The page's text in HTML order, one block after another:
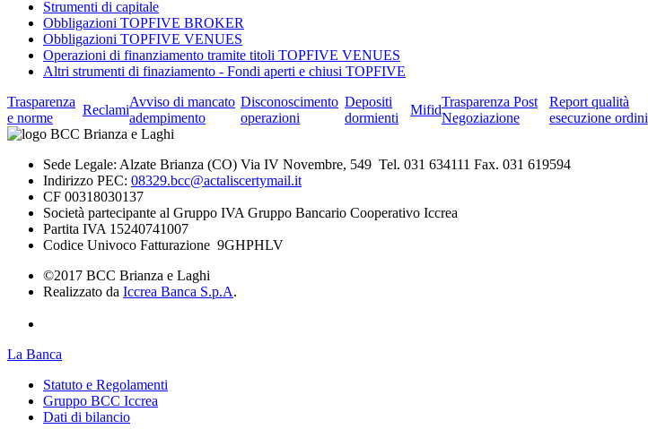
Strumenti di capitale
Obbligazioni TOPFIVE BROKER
Obbligazioni TOPFIVE VENUES
Operazioni di finanziamento tramite titoli TOPFIVE VENUES
Altri strumenti di finaziamento - Fondi aperti e chiusi TOPFIVE
Trasparenza
e norme
Reclami
Avviso di mancato
adempimento
Disconoscimento
operazioni
Depositi
dormienti
Mifid
Trasparenza Post
Negoziazione
Report qualità
esecuzione ordini
Sede Legale: Alzate Brianza (CO) Via IV Novembre, 549 Tel. 031 634111 Fax. 031 619594
Indirizzo PEC: 08329.bcc@actaliscertymail.it
CF 00318030137
Società partecipante al Gruppo IVA Gruppo Bancario Cooperativo Iccrea
Partita IVA 15240741007
Codice Univoco Fatturazione 9GHPHLV
©2017 BCC Brianza e Laghi
Realizzato da Iccrea Banca S.p.A.
La Banca
Statuto e Regolamenti
Gruppo BCC Iccrea
Dati di bilancio